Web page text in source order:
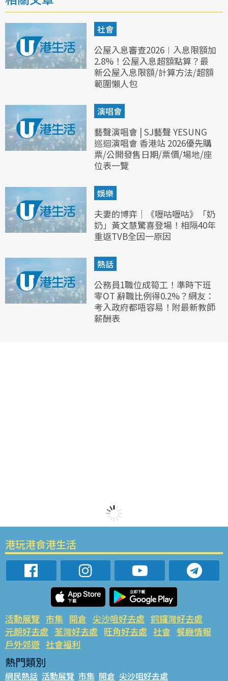
社會
公屋入息審查2026︱入息限額加
2.8%！公屋入息超額點算？最
新公屋入息限額/計算方法/超額
範圍懶人包
演唱會
藝聲演唱會 | SJ藝聲 YESUNG
巡迴演唱會 香港站 2026優先購
票/公開發售日期/票價/場地/座
位表一覽
娛樂
夫妻的博弈｜《嚦咕嚦咕》「奶
奶」黃文慧驚喜登場！相隔40年
重返TVB全因一原因
熱話
公務員1職位成筍工！準時下班
零OT 辭職比例得0.2%？網友：
考入政府都唔容易！附最新教師
薪酬表
港玩港食港生活
活動展覽 市集 開倉 尖沙咀好去處 銅鑼灣好去處
元朗好去處 荃灣好去處 旺角好去處 社會 餐廳情報
戶外郊遊 社會福利
熱門類別
網民熱話 活動展覽 市集 開倉 尖沙咀好去處